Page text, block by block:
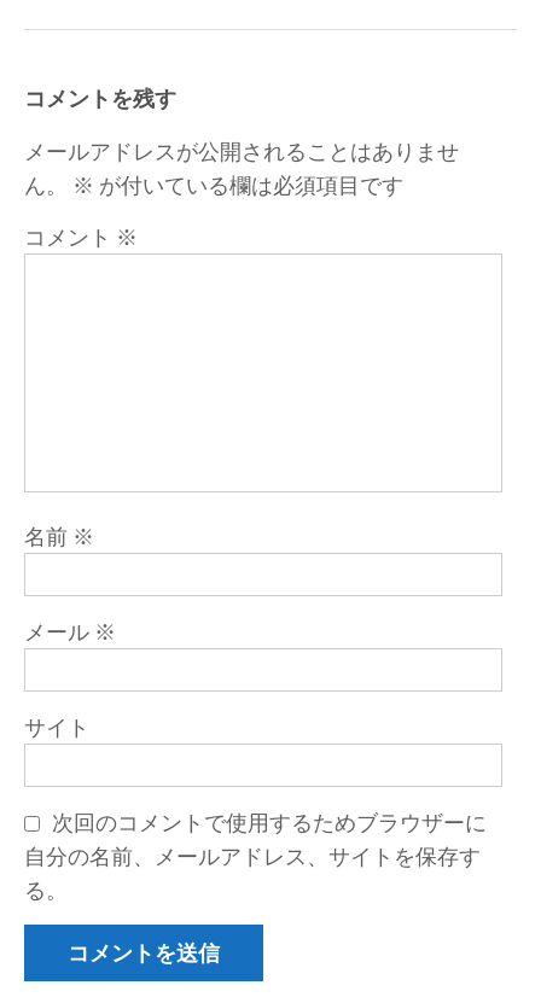
ー
ョ
コメントを残す
メールアドレスが公開されることはありませ
ん。
※ が付いている欄は必須項目です
コメント ※
名前 ※
メール ※
サイト
次回のコメントで使用するためブラウザーに
自分の名前、メールアドレス、サイトを保存す
る。